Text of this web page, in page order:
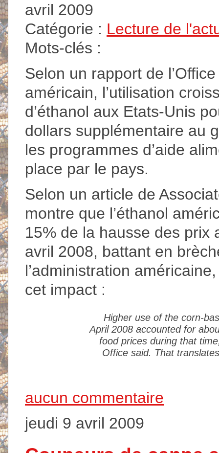
avril 2009
Catégorie : Lecture de
Mots-clés :
Selon un rapport de
américain, l’utilisation
d’éthanol aux Etats-Unis
dollars supplémentaire au
les programmes d’aide
place par le pays.
Selon un article de
montre que l’éthanol
15% de la hausse des prix
avril 2008, battant en
l’administration
cet impact :
Higher use of the corn-
April 2008 accounted for
food prices during that
Office said. That
aucun commentaire
jeudi 9 avril 2009